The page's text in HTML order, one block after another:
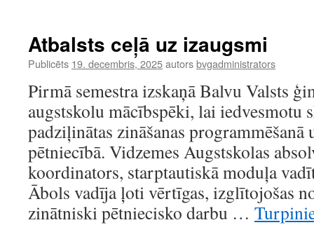
vakars”
izglītojamo
Atbalsts ceļā uz izaugsmi
Publicēts 19. decembris, 2025autorsbvgadministrators
Pirmā semestra izskaņā Balvu Valsts
augstskolu mācībspēki, lai iedvesmotu
padziļinātas zināšanas programmēšanā
pētniecībā. Vidzemes Augstskolas
koordinators, starptautiskā moduļa
Ābols vadīja ļoti vērtīgas, izglītojošas
zinātniski pētniecisko darbu …